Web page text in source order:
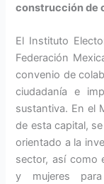
construcción de
El Instituto
Federación
convenio de
ciudadanía e
sustantiva. En el
de esta capital,
orientado a la
sector, así como
y mujeres